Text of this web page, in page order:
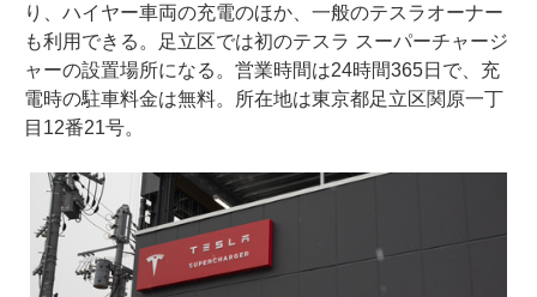
り、ハイヤー車両の充電のほか、一般のテスラオーナー
も利用できる。足立区では初のテスラ スーパーチャージ
ャーの設置場所になる。営業時間は24時間365日で、充
電時の駐車料金は無料。所在地は東京都足立区関原一丁
目12番21号。